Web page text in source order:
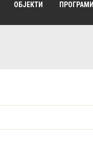
ОБЈЕКТИ ПРОГРАМИ